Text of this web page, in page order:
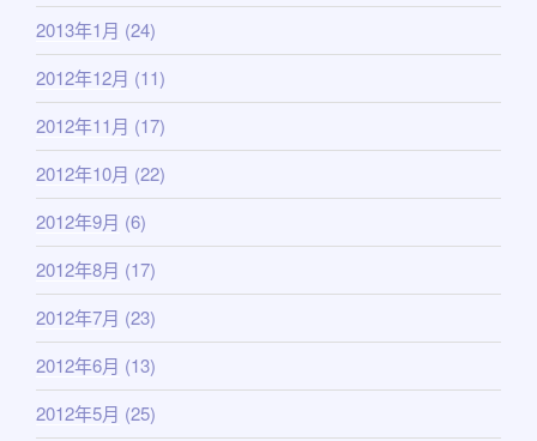
2013年1月 (24)
2012年12月 (11)
2012年11月 (17)
2012年10月 (22)
2012年9月 (6)
2012年8月 (17)
2012年7月 (23)
2012年6月 (13)
2012年5月 (25)